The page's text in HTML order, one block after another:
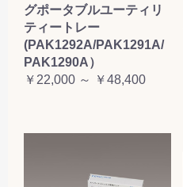
グポータブルユーティリ
ティートレー
(PAK1292A/PAK1291A/
PAK1290A）
￥22,000 ～ ￥48,400